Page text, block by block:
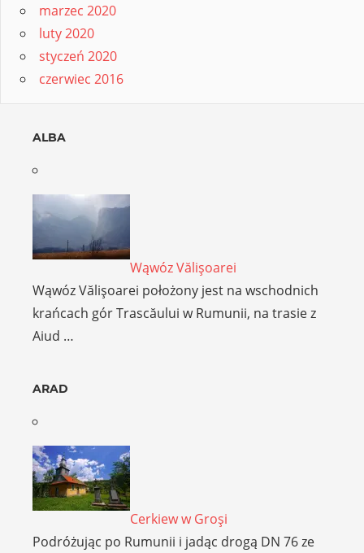
marzec 2020
luty 2020
styczeń 2020
czerwiec 2016
ALBA
Wąwóz Vălişoarei
Wąwóz Vălişoarei położony jest na wschodnich
krańcach gór Trascăului w Rumunii, na trasie z
Aiud …
ARAD
Cerkiew w Groşi
Podróżując po Rumunii i jadąc drogą DN 76 ze